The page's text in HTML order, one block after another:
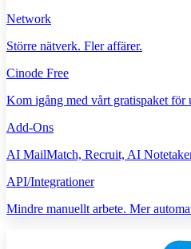
Network
Större nätverk. Fler affärer.
Cinode Free
Kom igång med vårt gratispaket för
Add-Ons
AI MailMatch, Recruit, AI
API/Integrationer
Mindre manuellt arbete. Mer